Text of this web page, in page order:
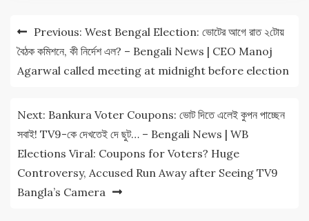
Post
navigation
Previous: West Bengal Election: ভোটের আগে রাত ২টোয়
বৈঠক কমিশনে, কী নির্দেশ এল? – Bengali News | CEO Manoj
Agarwal called meeting at midnight before election
Next: Bankura Voter Coupons: ভোট দিতে এলেই কুপন পাচ্ছেন
সবাই! TV9-কে দেখতেই দে ছুট… – Bengali News | WB
Elections Viral: Coupons for Voters? Huge
Controversy, Accused Run Away after Seeing TV9
Bangla’s Camera